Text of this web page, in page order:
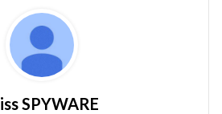
SPYWARE